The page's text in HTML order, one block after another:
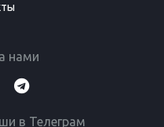
нами
в Телеграм